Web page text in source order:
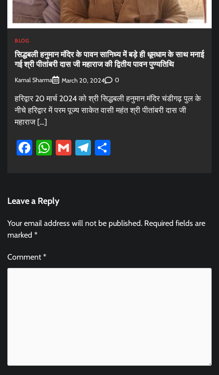
BLOG
सिद्धबली हनुमान मंदिर के पावन सानिध्य में बड़े ही धूमधाम के साथ मनाई
गई श्री पीतांबरी दास जी महाराज की द्वितीय पावन पुण्यतिथि
Kamal Sharma March 20, 2024 0
हरिद्वार 20 मार्च 2024 को श्री सिद्धबली हनुमान मंदिर चंडीगढ़ पुल के
नीचे हरिद्वार में परम पूज्य साकेत वासी महंत श्री पीतांबरी दास जी
महाराज […]
Facebook
WhatsApp
GmailTelegram
Leave a Reply
Your email address will not be published. Required fields are
marked *
Comment*